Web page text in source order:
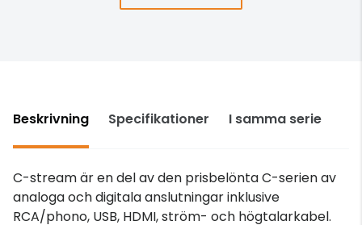
Beskrivning Specifikationer I samma serie
C-stream är en del av den prisbelönta C-serien av
analoga och digitala anslutningar inklusive
RCA/phono, USB, HDMI, ström- och högtalarkabel.